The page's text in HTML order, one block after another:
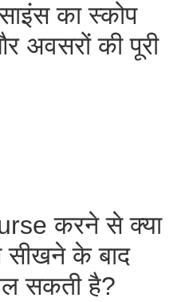
का स्कोप
अवसरों की पूरी
करने से क्या
सीखने के बाद
सकती है?